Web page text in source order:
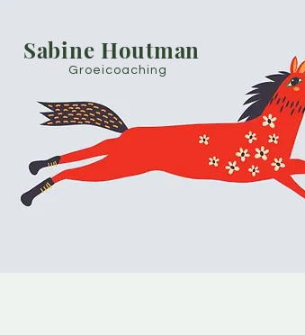
Sabine Houtman
Groeicoaching